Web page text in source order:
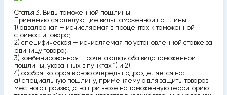
Статья 3. Виды таможенной пошлины
Применяются следующие виды таможенной пошлины:
1) адвалорная — исчисляемая в процентах к таможенной
стоимости товара;
2) специфическая — исчисляемая по установленной ставке за
единицу товара;
3) комбинированная — сочетающая оба вида таможенной
пошлины, указанных в пунктах 1) и 2);
4) особая, которая в свою очередь подразделяется на:
а) специальную пошлину, применяемую для защиты товаров
местного производства при ввозе на таможенную территорию